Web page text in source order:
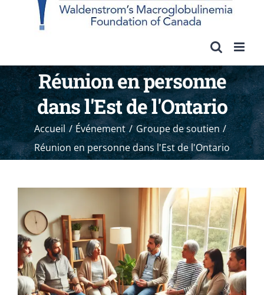
Réunion en personne
dans l'Est de l'Ontario
Accueil Événement
Groupe de soutien
Réunion en personne dans l'Est de l'Ontario